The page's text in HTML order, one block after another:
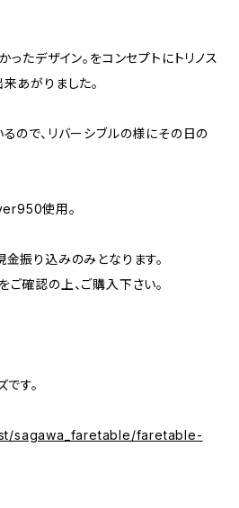
ったデザイン。をコンセプトにトリノス
あがりました。
ので、リバーシブルの様にその日の
使用。
振り込みのみとなります。
確認の上、ご購入下さい。
す。
sagawa_faretable/faretable-